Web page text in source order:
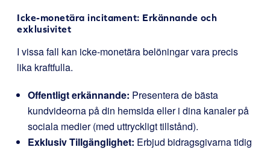
Icke-monetära incitament: Erkännande och
exklusivitet
I vissa fall kan icke-monetära belöningar vara precis
lika kraftfulla.
Offentligt erkännande: Presentera de bästa
kundvideorna på din hemsida eller i dina kanaler på
sociala medier (med uttryckligt tillstånd).
Exklusiv Tillgänglighet: Erbjud bidragsgivarna tidig